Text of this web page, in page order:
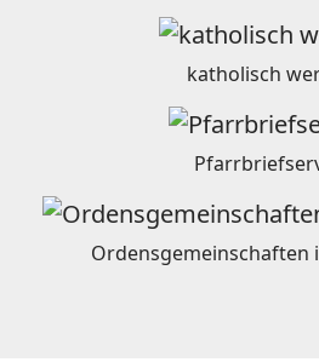
katholisch
Ordensgemeinschaften